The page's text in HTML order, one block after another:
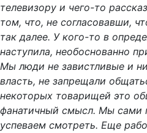
телевизору и чего-то
том, что, не согласовавши,
так далее. У кого-то в
наступила, необоснованно
Мы люди не завистливые и
власть, не запрещали
некоторых товарищей это
фанатичный смысл. Мы сами
успеваем смотреть. Еще